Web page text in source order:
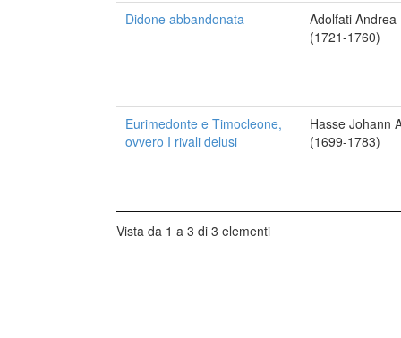
Didone abbandonata
Adolfati Andrea
(1721-1760)
Eurimedonte e Timocleone,
ovvero I rivali delusi
Hasse Johann
(1699-1783)
Vista da 1 a 3 di 3 elementi